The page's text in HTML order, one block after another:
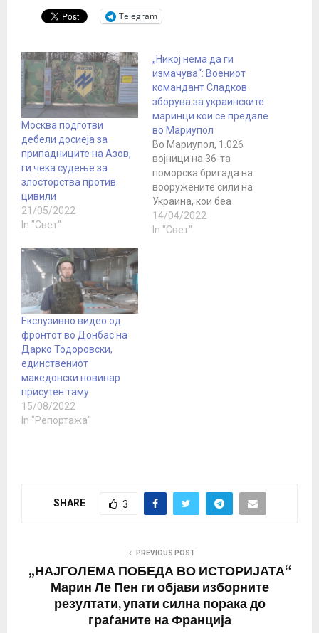
Telegram
Москва подготви
дебели досиеја за
припадниците на Азов,
ги чека судење за
злосторства против
цивили
21/05/2022
In "Свет"
„Никој нема да ги
измачува“: Воениот
командант Сладков
зборува за украинските
маринци кои се предале
во Мариупол
Во Мариупол, 1.026
војници на 36-та
поморска бригада на
вооружените сили на
Украина, кои беа
блокирани во
фабриката именувана
14/04/2022
In "Свет"
Екслузивно видео од
фронтот во Донбас на
Дарко Тодоровски,
единствениот
македонски новинар
присутен таму
15/08/2022
In "Репортажа"
SHARE 3
PREVIOUS POST
„НАЈГОЛЕМА ПОБЕДА ВО ИСТОРИЈАТА“
Марин Ле Пен ги објави изборните
резултати, упати силна порака до
граѓаните на Франција